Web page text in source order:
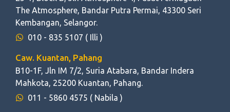
The Atmosphere, Bandar Putra Permai, 43300 Seri
Kembangan, Selangor.
010 - 835 5107 ( Illi )
Caw. Kuantan, Pahang
B10-1F, Jln IM 7/2, Suria Atabara, Bandar Indera
Mahkota, 25200 Kuantan, Pahang.
011 - 5860 4575 ( Nabila )